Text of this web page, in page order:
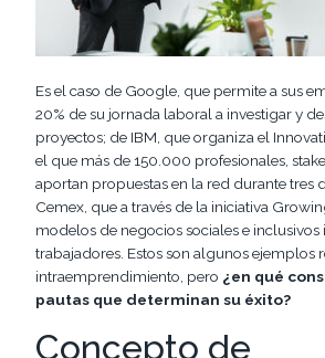
Es el caso de Google, que permite a sus
20% de su jornada laboral a investigar y
proyectos; de IBM, que organiza el
el que más de 150.000 profesionales,
aportan propuestas en la red durante tres
Cemex, que a través de la iniciativa
modelos de negocios sociales e inclusivos
trabajadores. Estos son algunos ejemplos
intraemprendimiento, pero ¿en qué
pautas que determinan su éxito?
Concepto de